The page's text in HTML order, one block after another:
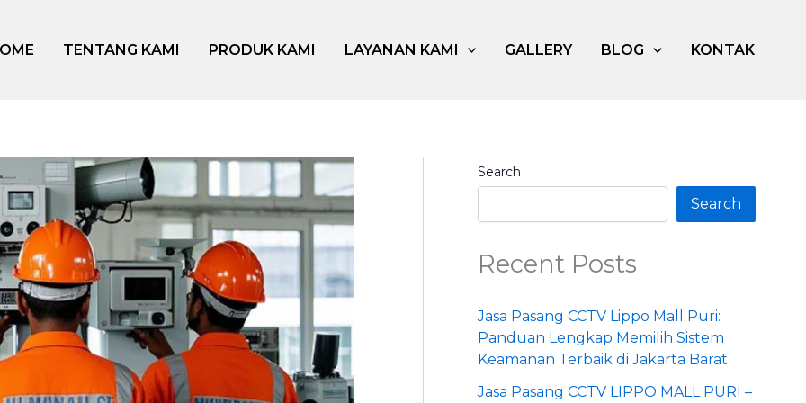
TENTANG KAMI PRODUK KAMI LAYANAN KAMI GALLERY BLOG KONTAK
Search
Search
Recent Posts
Jasa Pasang CCTV Lippo Mall Puri:
Panduan Lengkap Memilih Sistem
Keamanan Terbaik di Jakarta Barat
Jasa Pasang CCTV LIPPO MALL PURI –